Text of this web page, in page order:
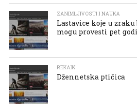
ZANIMLJIVOSTI I NAUKA
Lastavice koje u
mogu provesti pet
REKAIK
Džennetska ptičica